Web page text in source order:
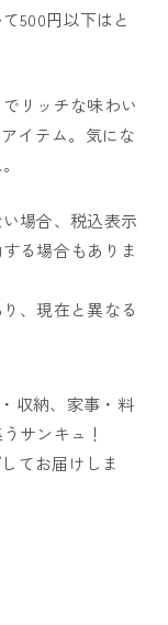
500円以下はと
リッチな味わい
イテム。気にな
場合、税込表示
る場合もありま
、現在と異なる
収納、家事・料
サンキュ！
てお届けしま